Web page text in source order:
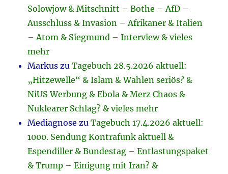
Solowjow & Mitschnitt – Bothe – AfD –
Ausschluss & Invasion – Afrikaner & Italien
– Atom & Siegmund – Interview & vieles
mehr
Markus zuTagebuch 28.5.2026 aktuell:
„Hitzewelle“ & Islam & Wahlen seriös? &
NiUS Werbung & Ebola & Merz Chaos &
Nuklearer Schlag? & vieles mehr
Mediagnose zuTagebuch 17.4.2026 aktuell:
1000. Sendung Kontrafunk aktuell &
Espendiller & Bundestag – Entlastungspaket
& Trump – Einigung mit Iran? &